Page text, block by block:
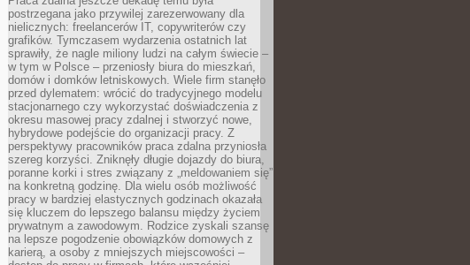
postrzegana jako przywilej zarezerwowany dla
nielicznych: freelancerów IT, copywriterów czy
grafików. Tymczasem wydarzenia ostatnich lat
sprawiły, że nagle miliony ludzi na całym świecie –
w tym w Polsce – przeniosły biura do mieszkań,
domów i domków letniskowych. Wiele firm stanęło
przed dylematem: wrócić do tradycyjnego modelu
stacjonarnego czy wykorzystać doświadczenia z
okresu masowej pracy zdalnej i stworzyć nowe,
hybrydowe podejście do organizacji pracy. Z
perspektywy pracowników praca zdalna przyniosła
szereg korzyści. Zniknęły długie dojazdy do biura,
poranne korki i stres związany z „meldowaniem się”
na konkretną godzinę. Dla wielu osób możliwość
pracy w bardziej elastycznych godzinach okazała
się kluczem do lepszego balansu między życiem
prywatnym a zawodowym. Rodzice zyskali szansę
na lepsze pogodzenie obowiązków domowych z
karierą, a osoby z mniejszych miejscowości –